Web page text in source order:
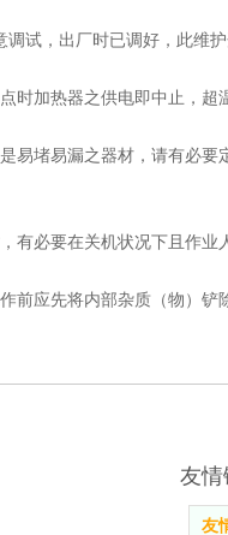
试，出厂时已调好，此维
时加热器之供电即中止，
易堵易漏之器材，请有必
有必要在关机状况下且作业
前应先将内部杂质（物）
友
友情